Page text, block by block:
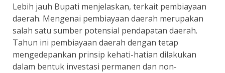
Lebih jauh Bupati menjelaskan, terkait pembiayaan
daerah. Mengenai pembiayaan daerah merupakan
salah satu sumber potensial pendapatan daerah.
Tahun ini pembiayaan daerah dengan tetap
mengedepankan prinsip kehati-hatian dilakukan
dalam bentuk investasi permanen dan non-